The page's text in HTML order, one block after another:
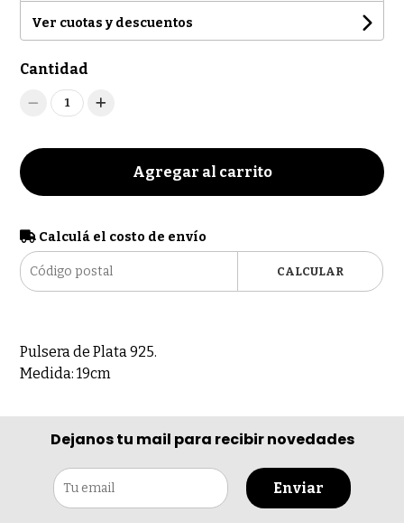
Ver cuotas y descuentos
Cantidad
1
Agregar al carrito
Calculá el costo de envío
CALCULAR
Pulsera de Plata 925.
Medida: 19cm
Dejanos tu mail para recibir novedades
Enviar